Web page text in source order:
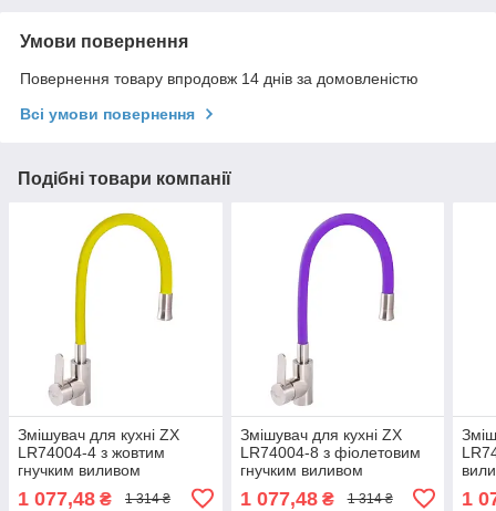
Умови повернення
Повернення товару впродовж 14 днів за домовленістю
Всі умови повернення
Подібні товари компанії
Змішувач для кухні ZX
LR74004-4 з жовтим
гнучким виливом
1 077,48 ₴ 1 314 ₴
Змішувач для кухні ZX
LR74004-8 з фіолетовим
гнучким виливом
1 077,48₴ 1 314 ₴ 1